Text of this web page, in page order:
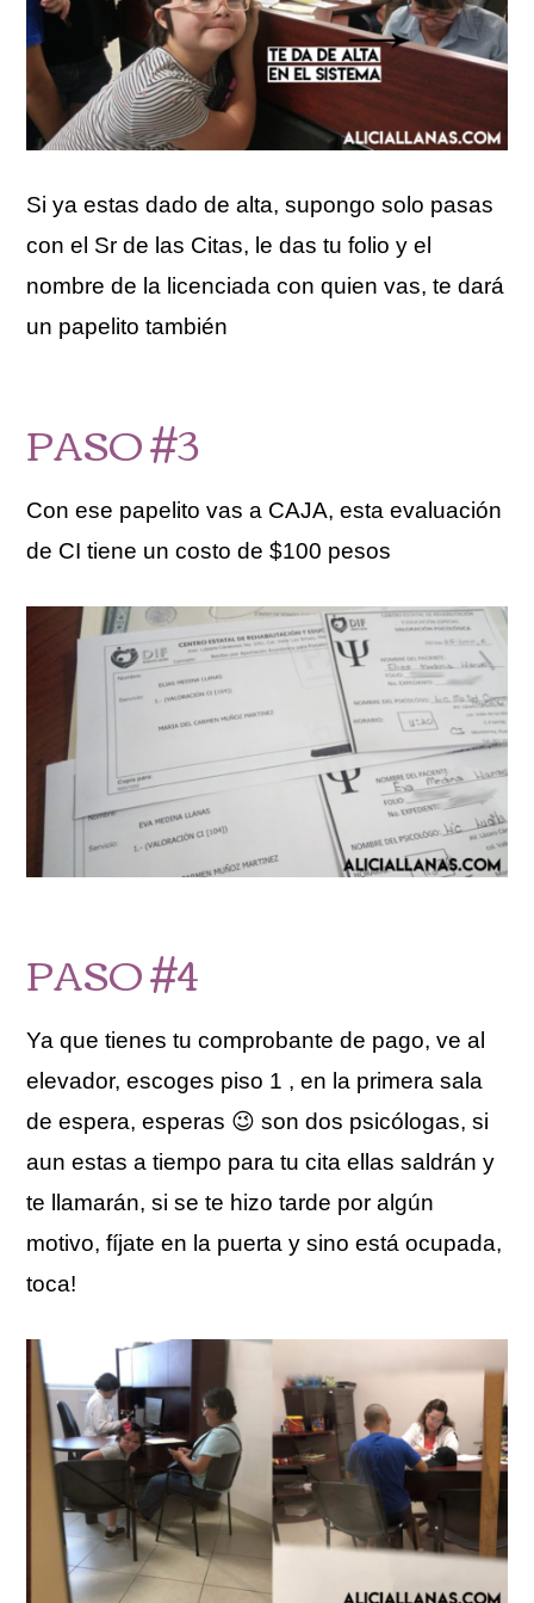
Si ya estas dado de alta, supongo solo pasas
con el Sr de las Citas, le das tu folio y el
nombre de la licenciada con quien vas, te dará
un papelito también
PASO #3
Con ese papelito vas a CAJA, esta evaluación
de CI tiene un costo de $100 pesos
PASO #4
Ya que tienes tu comprobante de pago, ve al
elevador, escoges piso 1 , en la primera sala
de espera, esperas 😉 son dos psicólogas, si
aun estas a tiempo para tu cita ellas saldrán y
te llamarán, si se te hizo tarde por algún
motivo, fíjate en la puerta y sino está ocupada,
toca!